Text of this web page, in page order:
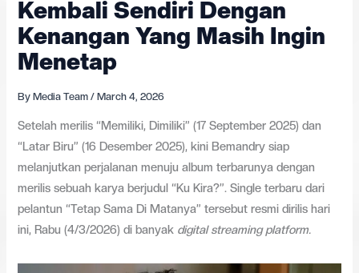
Kembali Sendiri Dengan
Kenangan Yang Masih Ingin
Menetap
ByMedia Team/March 4, 2026
Setelah merilis “Memiliki, Dimiliki” (17 September 2025) dan
“Latar Biru” (16 Desember 2025), kini Bemandry siap
melanjutkan perjalanan menuju album terbarunya dengan
merilis sebuah karya berjudul “Ku Kira?”. Single terbaru dari
pelantun “Tetap Sama Di Matanya” tersebut resmi dirilis hari
ini, Rabu (4/3/2026) di banyak digital streaming platform.